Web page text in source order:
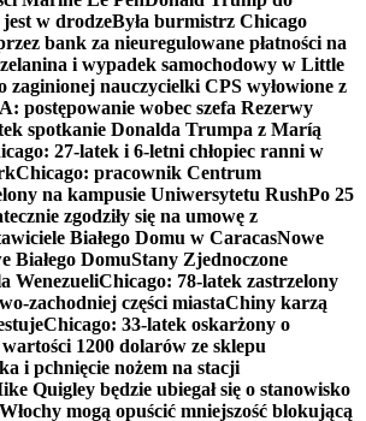
w drodzeByła burmistrz Chicago
bank za nieuregulowane płatności na
i wypadek samochodowy w Little
zaginionej nauczycielki CPS wyłowione z
postępowanie wobec szefa Rezerwy
spotkanie Donalda Trumpa z Maríą
27-latek i 6-letni chłopiec ranni w
Chicago: pracownik Centrum
na kampusie Uniwersytetu RushPo 25
zgodziły się na umowę z
Białego Domu w CaracasNowe
Białego DomuStany Zjednoczone
WenezueliChicago: 78-latek zastrzelony
zachodniej części miastaChiny karzą
Chicago: 33-latek oskarżony o
1200 dolarów ze sklepu
i pchnięcie nożem na stacji
Quigley będzie ubiegał się o stanowisko
Włochy mogą opuścić mniejszość blokującą